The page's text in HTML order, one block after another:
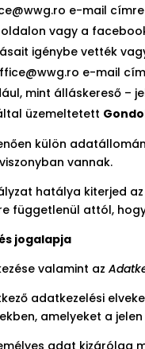
e-mail
vagy a
igénybe vették
e-mail
mint álláskereső –
üzemeltetett
külön
viszonyban vannak.
hatálya kiterjed
függetlenül attól,
jogalapja
valamint az
adatkezelési
amelyeket a
adat kizárólag